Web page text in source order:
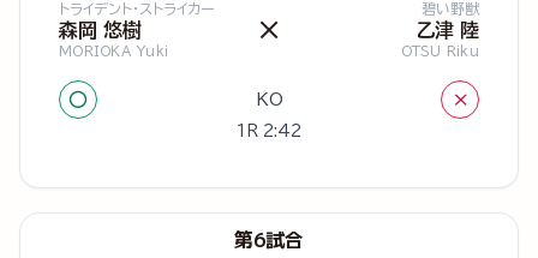
トライデント・ストライカー
森岡 悠樹
MORIOKA Yuki
×
碧い野獣
乙津 陸
OTSU Riku
○ KO ×
1R 2:42
第6試合